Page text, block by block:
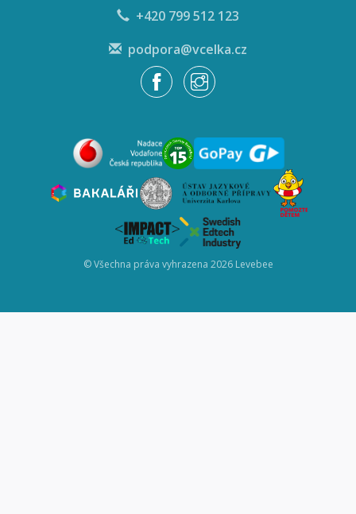
+420 799 512 123
podpora@vcelka.cz
© Všechna práva vyhrazena 2026 Levebee